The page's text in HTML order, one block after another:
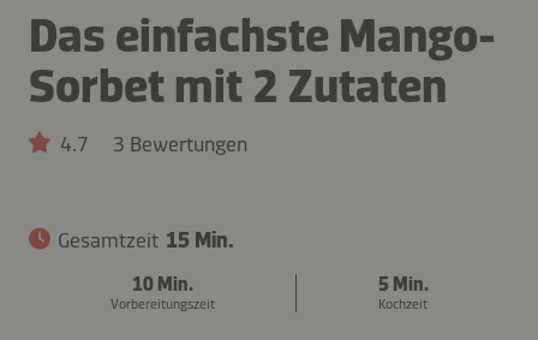
Das einfachste Mango-
Sorbet mit 2 Zutaten
4.7 3 Bewertungen
Gesamtzeit 15 Min.
10 Min.
Vorbereitungszeit
5 Min.
Kochzeit